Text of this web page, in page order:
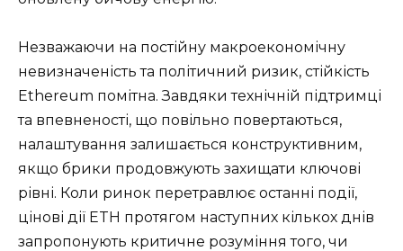
Незважаючи на постійну макроекономічну
невизначеність та політичний ризик, стійкість
Ethereum помітна. Завдяки технічній підтримці
та впевненості, що повільно повертаються,
налаштування залишається конструктивним,
якщо брики продовжують захищати ключові
рівні. Коли ринок перетравлює останні події,
цінові дії ETH протягом наступних кількох днів
запропонують критичне розуміння того, чи